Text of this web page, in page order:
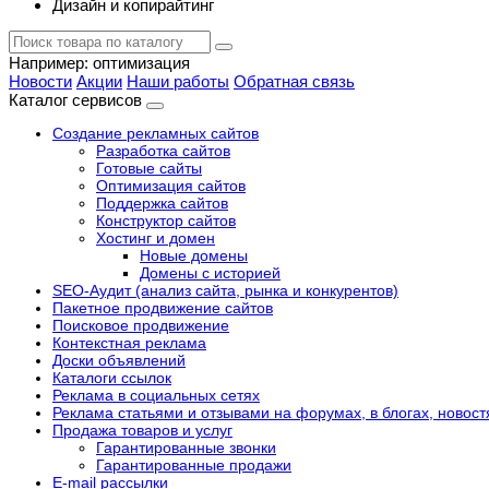
Дизайн и копирайтинг
Например: оптимизация
Новости Акции Наши работы Обратная связь
Каталог сервисов
Создание рекламных сайтов
Разработка сайтов
Готовые сайты
Оптимизация сайтов
Поддержка сайтов
Конструктор сайтов
Хостинг и домен
Новые домены
Домены с историей
SEO-Аудит (анализ сайта, рынка и конкурентов)
Пакетное продвижение сайтов
Поисковое продвижение
Контекстная реклама
Доски объявлений
Каталоги ссылок
Реклама в социальных сетях
Реклама статьями и отзывами на форумах, в блогах,
Продажа товаров и услуг
Гарантированные звонки
Гарантированные продажи
E-mail рассылки